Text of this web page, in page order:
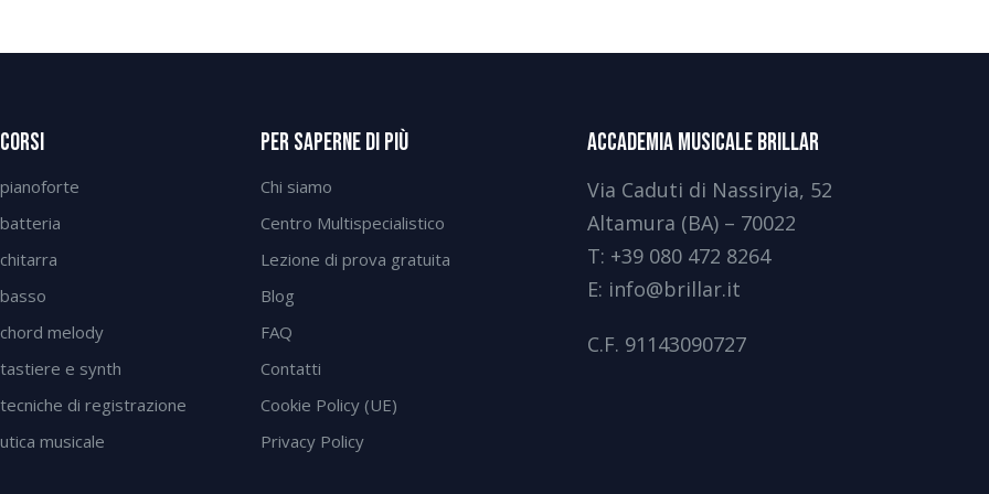
melody
e synth
di registrazione
musicale
Per Saperne Di Più
Chi siamo
Centro Multispecialistico
Lezione di prova gratuita
Blog
FAQ
Contatti
Cookie Policy (UE)
Privacy Policy
Accademia Musicale Brillar
Via Caduti di Nassiryia, 52
Altamura (BA) – 70022
T: +39 080 472 8264
E: info@brillar.it
C.F. 91143090727